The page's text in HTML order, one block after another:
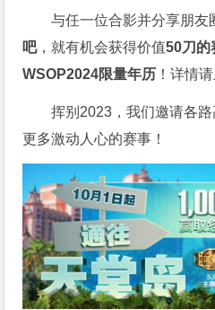
与任一位合影并分享朋友
吧，就有机会获得价值50刀的
WSOP2024限量年历 ！详情
挥别2023，我们邀请各
更多激动人心的赛事！